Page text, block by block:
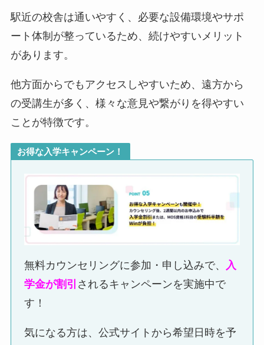
駅近の校舎は通いやすく、必要な設備環境やサポ
ート体制が整っているため、続けやすいメリット
があります。
他方面からでもアクセスしやすいため、遠方から
の受講生が多く、様々な意見や繋がりを得やすい
ことが特徴です。
お得な入学キャンペーン！
無料カウンセリングに参加・申し込みで、
入
学金が割引 されるキャンペーンを実施中で
す！
気になる方は、公式サイトから希望日時を予